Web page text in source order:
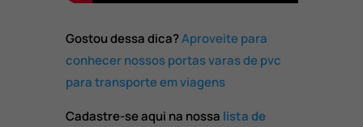
Gostou dessa dica?Aproveite para
conhecer nossos portas varas de pvc
para transporte em viagens
Cadastre-se aqui na nossa lista de